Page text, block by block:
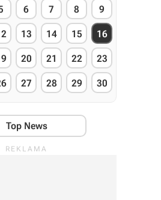
6 7 8 9
13 14 15 16
20 21 22 23
27 28 29 30
Top News